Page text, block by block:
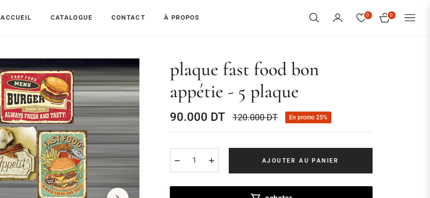
ACCUEIL CATALOGUE CONTACT À PROPOS 0 0
PANIER
plaque fast food bon
appétie - 5 plaque
90.000 DT
Prix
habituel
120.000 DT En promo 25%
AJOUTER AU PANIER